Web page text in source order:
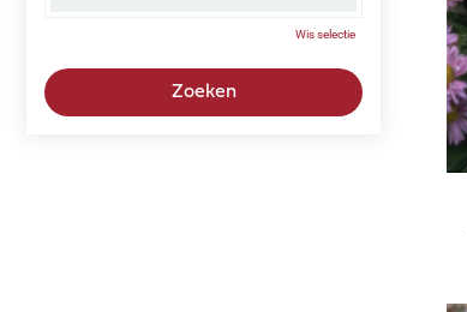
Wis selectie